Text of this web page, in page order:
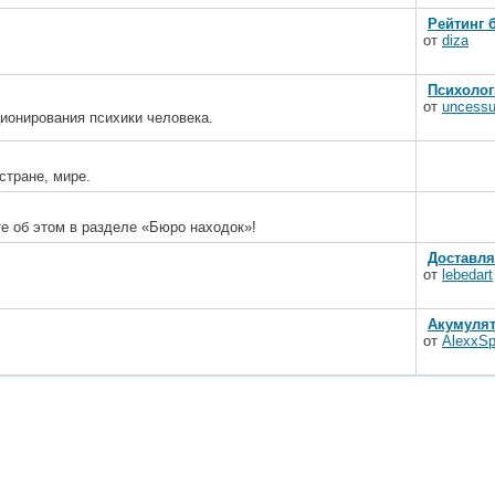
Рейтинг
от diza
психики человека.
от
мире.
об этом в разделе «Бюро находок»!
от lebedart
от